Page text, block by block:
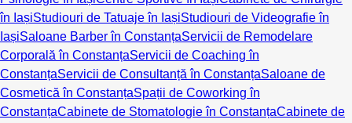
în IașiStudiouri de Tatuaje în IașiStudiouri de Videografie în
IașiSaloane Barber în ConstanțaServicii de Remodelare
Corporală în ConstanțaServicii de Coaching în
ConstanțaServicii de Consultanță în ConstanțaSaloane de
Cosmetică în ConstanțaSpații de Coworking în
ConstanțaCabinete de Stomatologie în ConstanțaCabinete de